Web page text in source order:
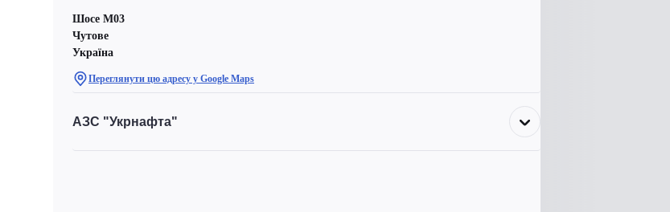
Шосе M03
Чутове
Україна
Переглянути цю адресу у Google Maps
АЗС "Укрнафта"